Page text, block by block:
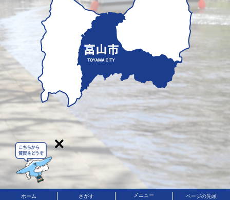
ホーム さがす メニュー ページの先頭
×